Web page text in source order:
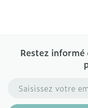
Restez
Adresse mail